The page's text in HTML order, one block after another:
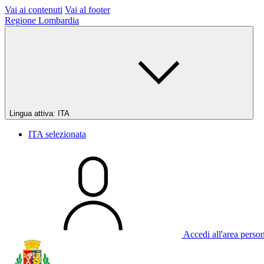
Vai ai contenuti Vai al footer
Regione Lombardia
Lingua attiva: ITA
ITA selezionata
Accedi all'area